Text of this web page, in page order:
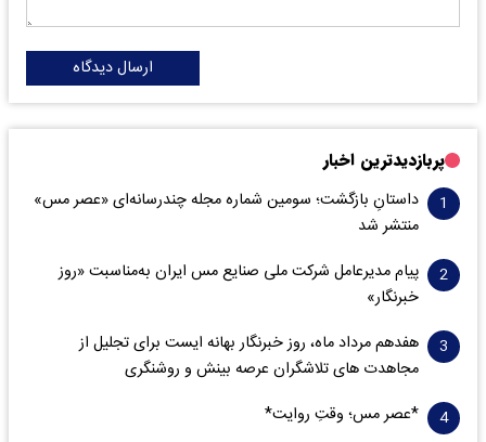
ارسال دیدگاه
پربازدیدترین اخبار
داستانِ بازگشت؛ سومین شماره مجله چندرسانه‌ای «عصر مس»
منتشر شد
پیام مدیرعامل شرکت ملی صنایع مس ایران به‌مناسبت «روز
خبرنگار»
هفدهم مرداد ماه، روز خبرنگار بهانه ایست برای تجلیل از
مجاهدت های تلاشگران عرصه بینش و روشنگری
*عصر مس؛ وقتِ روایت*